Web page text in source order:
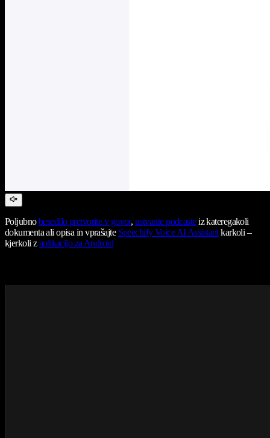
Poljubnobesedilo pretvorite v govor, ustvarite podcasteiz kateregakoli
dokumenta ali opisa in vprašajte Speechify Voice AI Assistantkarkoli –
kjerkoli zaplikacijo za Android